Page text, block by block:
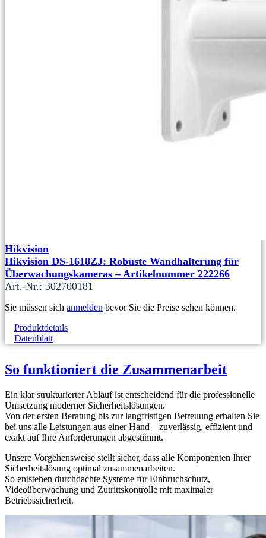
Hikvision
Hikvision DS-1618ZJ: Robuste Wandhalterung für
Überwachungskameras – Artikelnummer 222266
Art.-Nr.: 302700181
Sie müssen sich anmelden bevor Sie die Preise sehen können.
Produktdetails
Datenblatt
So funktioniert die Zusammenarbeit
Ein klar strukturierter Ablauf ist entscheidend für die professionelle
Umsetzung moderner Sicherheitslösungen.
Von der ersten Beratung bis zur langfristigen Betreuung erhalten Sie
bei uns alle Leistungen aus einer Hand – zuverlässig, effizient und
exakt auf Ihre Anforderungen abgestimmt.
Unsere Vorgehensweise stellt sicher, dass alle Komponenten Ihrer
Sicherheitslösung optimal zusammenarbeiten.
So entstehen durchdachte Systeme für Einbruchschutz,
Videoüberwachung und Zutrittskontrolle mit maximaler
Betriebssicherheit.